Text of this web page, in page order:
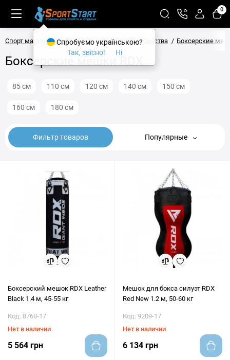
0
Спорт магазин SPORTSTART Бокс и единоборства Боксерские
Боксерские мешки RDX
85 см 110 см 120 см 140 см 150 см
160 см 180 см
Фильтр товаров Популярные
Боксерский мешок RDX Leather
Black 1.4 м, 45-55 кг
Код: 8768-17
Нет в наличии
5 564 грн
Мешок для бокса силуэт RDX
Red New 1.2 м, 50-60 кг
Код: 9209-17
Нет в наличии
6 134 грн
Спробуємо українською?
Так, звісно!
Ні